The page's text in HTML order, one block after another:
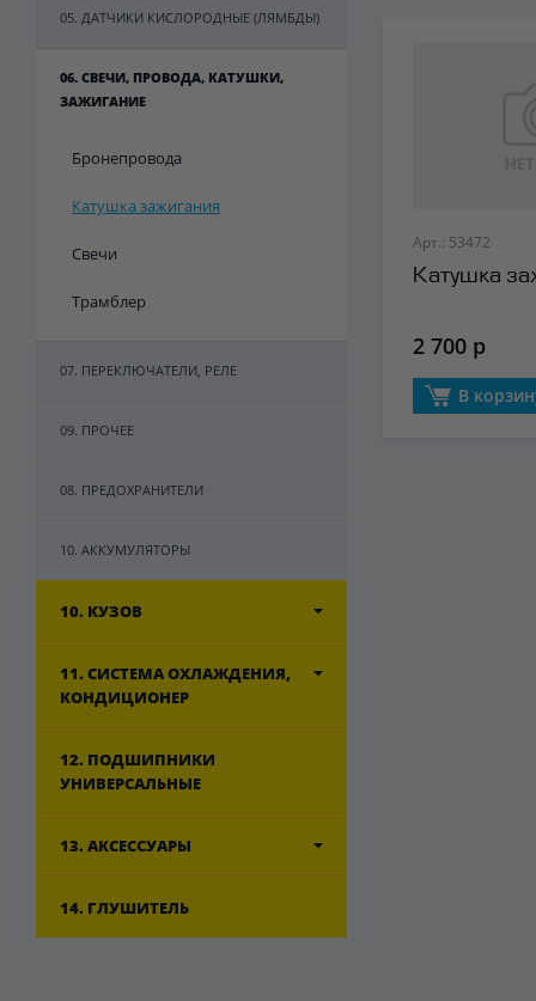
05. ДАТЧИКИ КИСЛОРОДНЫЕ (ЛЯМБДЫ)
06. СВЕЧИ, ПРОВОДА, КАТУШКИ,
ЗАЖИГАНИЕ
Бронепровода
Катушка зажигания
Свечи
Трамблер
07. ПЕРЕКЛЮЧАТЕЛИ, РЕЛЕ
09. ПРОЧЕЕ
08. ПРЕДОХРАНИТЕЛИ
10. АККУМУЛЯТОРЫ
10. КУЗОВ
11. СИСТЕМА ОХЛАЖДЕНИЯ,
КОНДИЦИОНЕР
12. ПОДШИПНИКИ
УНИВЕРСАЛЬНЫЕ
13. АКСЕССУАРЫ
14. ГЛУШИТЕЛЬ
Арт.: 53472
Катушка
2 700 р
В